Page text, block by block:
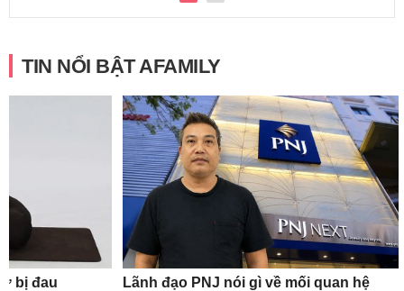
TIN NỔI BẬT AFAMILY
bị đau
Lãnh đạo PNJ nói gì về mối quan hệ